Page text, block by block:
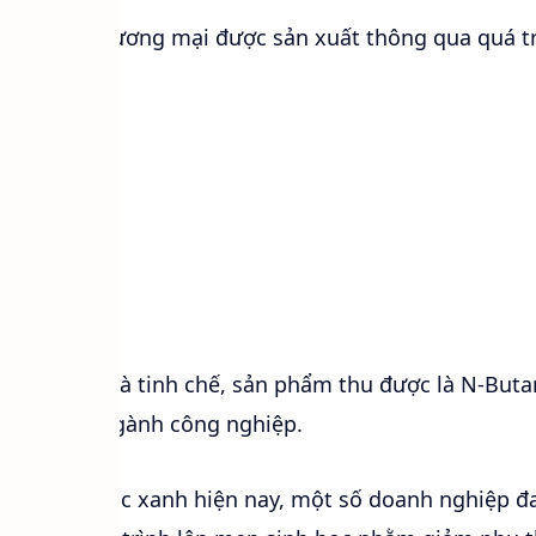
thương mại được sản xuất thông qua quá
ứng và tinh chế, sản phẩm thu được là N-
cho các ngành công nghiệp.
hóa học xanh hiện nay, một số doanh nghiệp